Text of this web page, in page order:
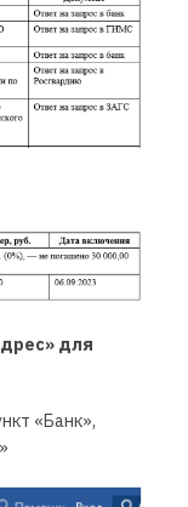
для
«Банк»,